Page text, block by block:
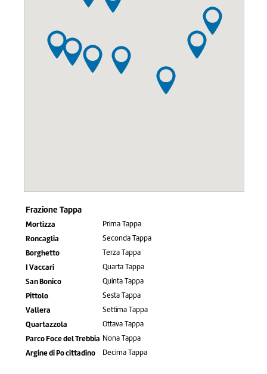
Frazione Tappa
Mortizza Prima Tappa
Roncaglia Seconda Tappa
Borghetto Terza Tappa
I Vaccari Quarta Tappa
San Bonico Quinta Tappa
Pittolo Sesta Tappa
Vallera Settima Tappa
Quartazzola Ottava Tappa
Parco Foce del Trebbia Nona Tappa
Argine di Po cittadino Decima Tappa